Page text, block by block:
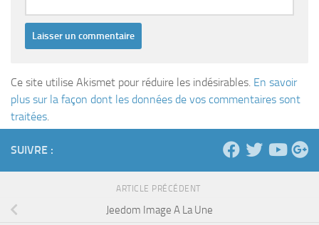
Ce site utilise Akismet pour réduire les indésirables. En savoir
plus sur la façon dont les données de vos commentaires sont
traitées.
SUIVRE :
ARTICLE PRÉCÉDENT
Jeedom Image A La Une